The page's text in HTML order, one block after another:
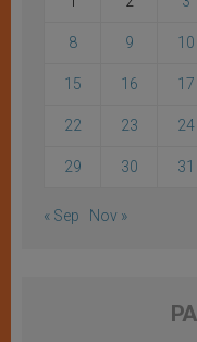
8 9 10
15 16 17
22 23 24
29 30 31
« Sep Nov »